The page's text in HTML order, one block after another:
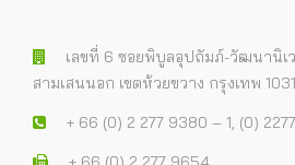
เลขที่ 6 ซอยพิบูลอุปถัมภ์-วัฒนานิเ
สามเสนนอก เขตห้วยขวาง กรุงเทพ
+ 66 (0) 2 277 9380 – 1, (0)